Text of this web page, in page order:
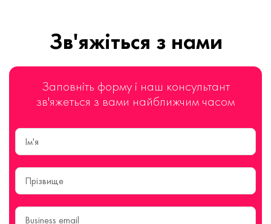
Зв'яжіться з нами
Заповніть форму і наш консультант
зв'яжеться з вами найближчим часом